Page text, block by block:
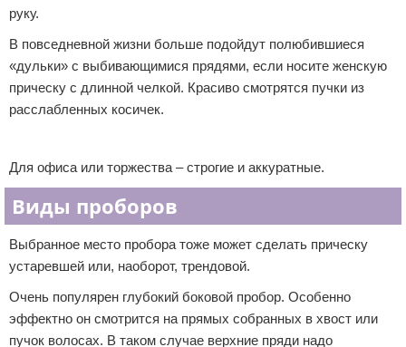
руку.
В повседневной жизни больше подойдут полюбившиеся
«дульки» с выбивающимися прядями, если носите женскую
прическу с длинной челкой. Красиво смотрятся пучки из
расслабленных косичек.
Для офиса или торжества – строгие и аккуратные.
Виды проборов
Выбранное место пробора тоже может сделать прическу
устаревшей или, наоборот, трендовой.
Очень популярен глубокий боковой пробор. Особенно
эффектно он смотрится на прямых собранных в хвост или
пучок волосах. В таком случае верхние пряди надо